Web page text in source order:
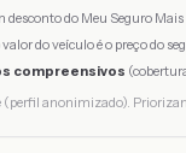
desconto do Meu Seguro
do veículo é o preço do
compreensivos
(perfil anonimizado).